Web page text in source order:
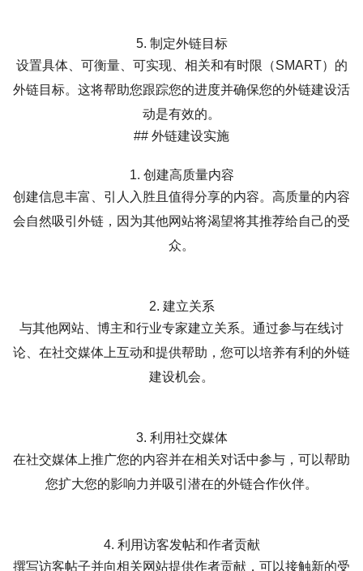
5. 制定外链目标
设置具体、可衡量、可实现、相关和有时限（SMART）的
外链目标。这将帮助您跟踪您的进度并确保您的外链建设活
动是有效的。
## 外链建设实施
1. 创建高质量内容
创建信息丰富、引人入胜且值得分享的内容。高质量的内容
会自然吸引外链，因为其他网站将渴望将其推荐给自己的受
众。
2. 建立关系
与其他网站、博主和行业专家建立关系。通过参与在线讨
论、在社交媒体上互动和提供帮助，您可以培养有利的外链
建设机会。
3. 利用社交媒体
在社交媒体上推广您的内容并在相关对话中参与，可以帮助
您扩大您的影响力并吸引潜在的外链合作伙伴。
4. 利用访客发帖和作者贡献
撰写访客帖子并向相关网站提供作者贡献，可以接触新的受